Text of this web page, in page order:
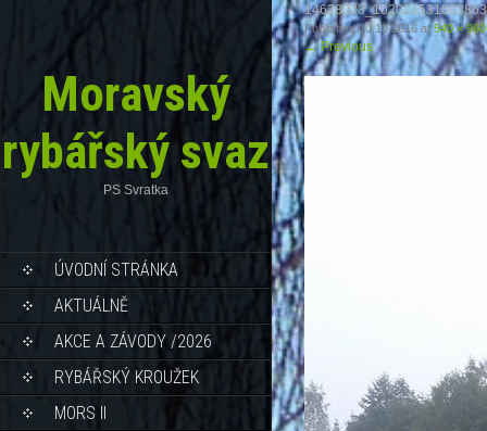
Moravský
rybářský svaz
PS Svratka
ÚVODNÍ STRÁNKA
AKTUÁLNĚ
AKCE A ZÁVODY /2026
RYBÁŘSKÝ KROUŽEK
MORS II
Published10.10.2016 at540 × 960
←Previous